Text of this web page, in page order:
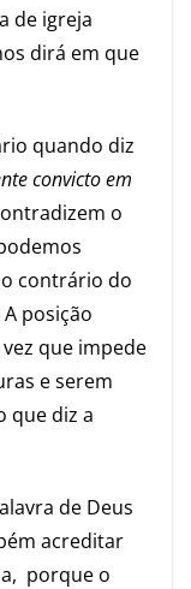
de igreja
dirá em que
quando diz
convicto em
o
contrário do
posição
que impede
e serem
que diz a
de Deus
acreditar
porque o